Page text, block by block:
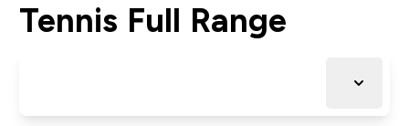
Tennis Full Range